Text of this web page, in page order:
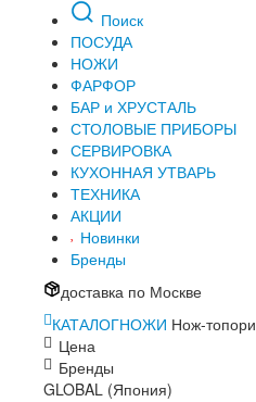
Поиск
ПОСУДА
НОЖИ
ФАРФОР
БАР и ХРУСТАЛЬ
СТОЛОВЫЕ ПРИБОРЫ
СЕРВИРОВКА
КУХОННАЯ УТВАРЬ
ТЕХНИКА
АКЦИИ
Новинки
Бренды
доставка по Москве
КАТАЛОГНОЖИ Нож-
Цена
Бренды
GLOBAL (Япония)